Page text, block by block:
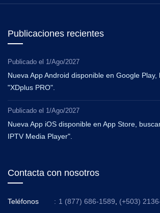
Publicaciones recientes
Publicado el 1/Ago/2027
Nueva App Android disponible en Google
"XDplus PRO".
Publicado el 1/Ago/2027
Nueva App iOS disponible en App Store,
IPTV Media Player".
Contacta con nosotros
Teléfonos : 1 (877) 686-1589 (+503)